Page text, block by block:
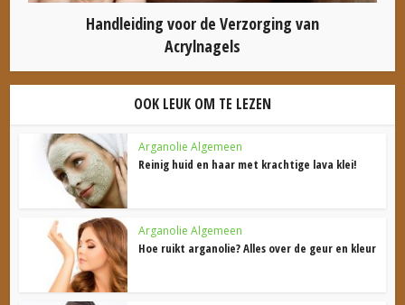
Handleiding voor de Verzorging van
Acrylnagels
OOK LEUK OM TE LEZEN
Arganolie Algemeen
Reinig huid en haar met krachtige lava klei!
Arganolie Algemeen
Hoe ruikt arganolie? Alles over de geur en kleur